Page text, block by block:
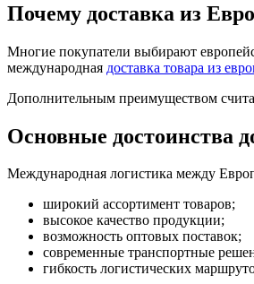
Почему доставка из
Многие покупатели выбирают
международная доставка товара из
Дополнительным преимуществом
Основные достоинства
Международная логистика между
широкий ассортимент товаров;
высокое качество продукции;
возможность оптовых поставок;
современные транспортные
гибкость логистических